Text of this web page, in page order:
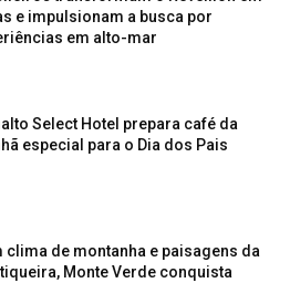
e impulsionam a busca por
em alto-mar
Select Hotel prepara café da
especial para o Dia dos Pais
clima de montanha e paisagens da
Monte Verde conquista